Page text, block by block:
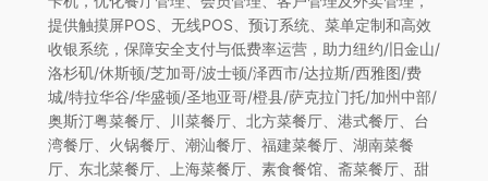
提供触摸屏POS、无线POS、预订系统、菜单定制和高效
收银系统，保障安全支付与低费率运营，助力纽约/旧金山/
洛杉矶/休斯顿/芝加哥/波士顿/泽西市/达拉斯/西雅图/费
城/特拉华谷/华盛顿/圣地亚哥/橙县/萨克拉门托/加州中部/
奥斯汀粤菜餐厅、川菜餐厅、北方菜餐厅、港式餐厅、台
湾餐厅、火锅餐厅、潮汕餐厅、福建菜餐厅、湖南菜餐
厅、东北菜餐厅、上海菜餐厅、素食餐馆、斋菜餐厅、甜